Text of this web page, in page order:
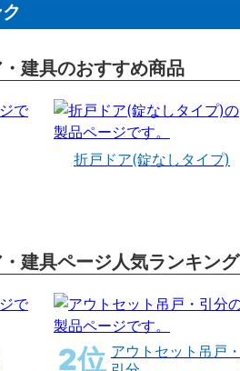
建具のおすすめ商品
折戸ドア(錠なしタイプ)
建具ページ人気ランキング
アウトセット吊戸・